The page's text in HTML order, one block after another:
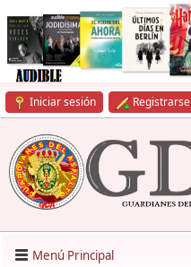
Iniciar sesión Registrarse
Menú Principal